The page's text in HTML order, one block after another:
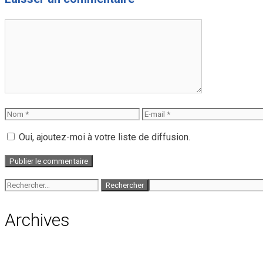
Nom
E-
Oui, ajoutez-moi à votre liste de diffusion.
Rechercher :
Archives